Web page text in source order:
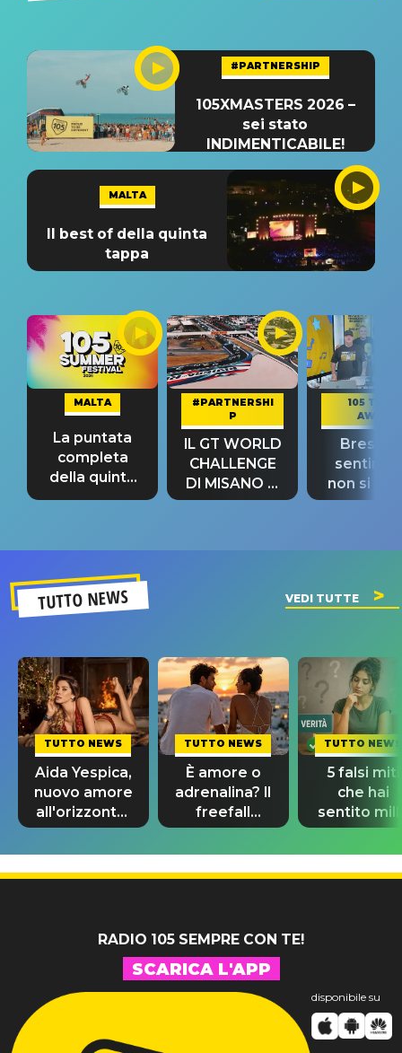
#PARTNERSHIP
105XMASTERS 2026 –
sei stato
INDIMENTICABILE!
MALTA
Il best of della quinta
tappa
MALTA
La puntata
completa
della quinta
tappa
#PARTNERSHI
P
IL GT WORLD
CHALLENGE
DI MISANO si
riconferma
105 TAKE
AWAY
Bresh:
non si
fino alla
TUTTO NEWS VEDI TUTTE
TUTTO NEWS
Aida Yespica,
nuovo amore
all'orizzonte:
al suo fianco
c'è Giovanni
TUTTO NEWS
È amore o
adrenalina? Il
freefall
dating
confonde
tutti
TUTTO NEWS
5 falsi miti
che hai
sentito
volte e
ancora
RADIO 105 SEMPRE CON TE!
SCARICA L'APP
disponibile su